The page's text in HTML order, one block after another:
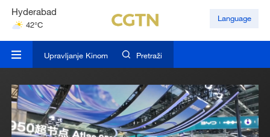
Hyderabad
42°C
Mumbai
Language
Upravljanje Kinom Pretraži